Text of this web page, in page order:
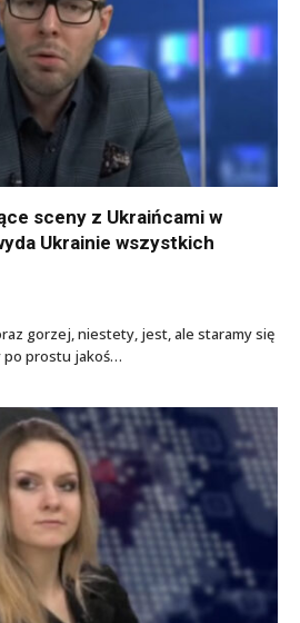
sceny z Ukraińcami w
Ukrainie wszystkich
gorzej, niestety, jest, ale staramy się
po prostu jakoś…